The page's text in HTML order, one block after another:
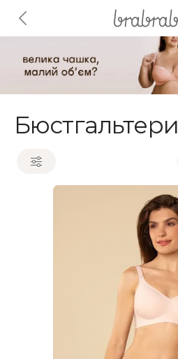
Бюстгальтери